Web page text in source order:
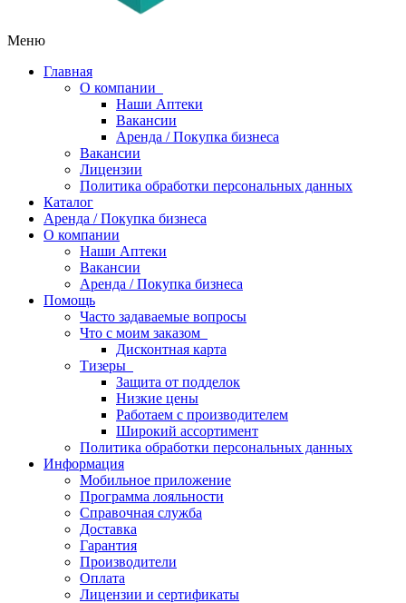
Меню
Главная
О компании
Наши Аптеки
Вакансии
Аренда / Покупка бизнеса
Вакансии
Лицензии
Политика обработки персональных данных
Каталог
Аренда / Покупка бизнеса
О компании
Наши Аптеки
Вакансии
Аренда / Покупка бизнеса
Помощь
Часто задаваемые вопросы
Что с моим заказом
Дисконтная карта
Тизеры
Защита от подделок
Низкие цены
Работаем с производителем
Широкий ассортимент
Политика обработки персональных данных
Информация
Мобильное приложение
Программа лояльности
Справочная служба
Доставка
Гарантия
Производители
Оплата
Лицензии и сертификаты